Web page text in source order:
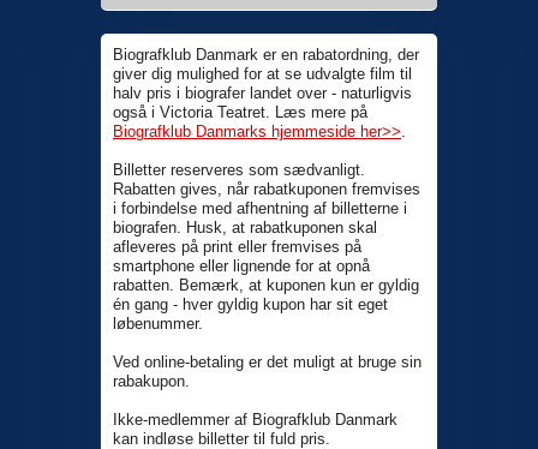
Biografklub Danmark er en rabatordning, der
giver dig mulighed for at se udvalgte film til
halv pris i biografer landet over - naturligvis
også i Victoria Teatret. Læs mere på
Biografklub Danmarks hjemmeside her>>.
Billetter reserveres som sædvanligt.
Rabatten gives, når rabatkuponen fremvises
i forbindelse med afhentning af billetterne i
biografen. Husk, at rabatkuponen skal
afleveres på print eller fremvises på
smartphone eller lignende for at opnå
rabatten. Bemærk, at kuponen kun er gyldig
én gang - hver gyldig kupon har sit eget
løbenummer.
Ved online-betaling er det muligt at bruge sin
rabakupon.
Ikke-medlemmer af Biografklub Danmark
kan indløse billetter til fuld pris.